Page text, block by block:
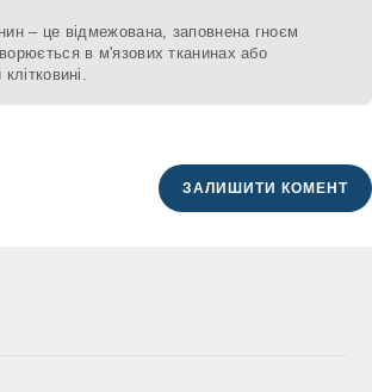
– це відмежована, заповнена гноєм
в м'язових тканинах або
ЗАЛИШИТИ КОМЕНТ